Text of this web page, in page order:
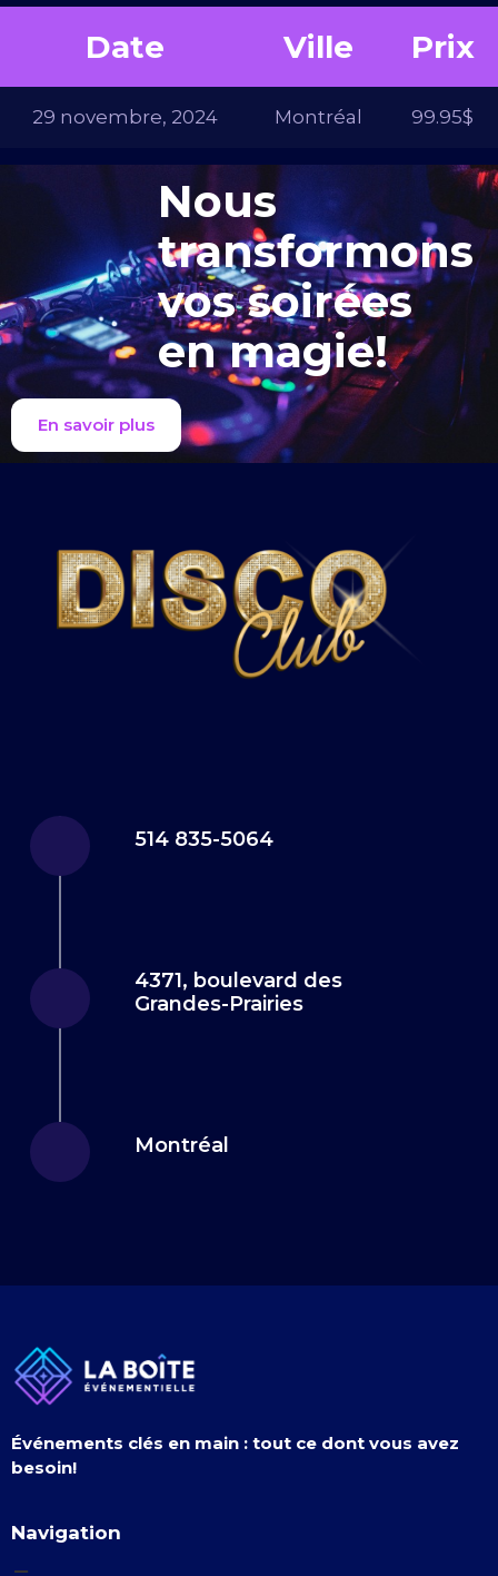
Date Ville Prix
29 novembre, 2024 Montréal 99.95$
Nous
transformons
vos soirées
en magie!
En savoir plus
514 835-5064
4371, boulevard des
Grandes-Prairies
Montréal
Événements clés en main : tout ce dont vous avez
besoin!
Navigation